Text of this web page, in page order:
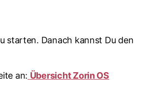
starten. Danach kannst Du den
an: Übersicht Zorin OS